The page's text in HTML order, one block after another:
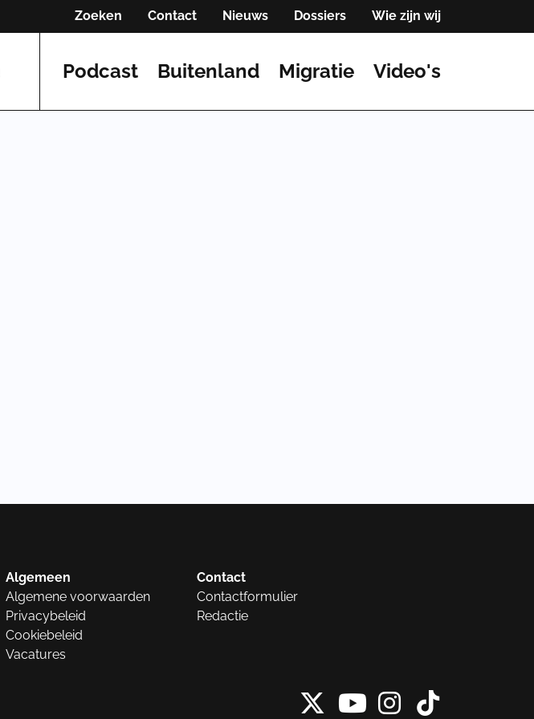
Zoeken Contact Nieuws Dossiers Wie zijn wij
Podcast Buitenland Migratie Video's
Algemeen
Algemene voorwaarden
Privacybeleid
Cookiebeleid
Vacatures
Contact
Contactformulier
Redactie
X vanInstagram
Tiktok